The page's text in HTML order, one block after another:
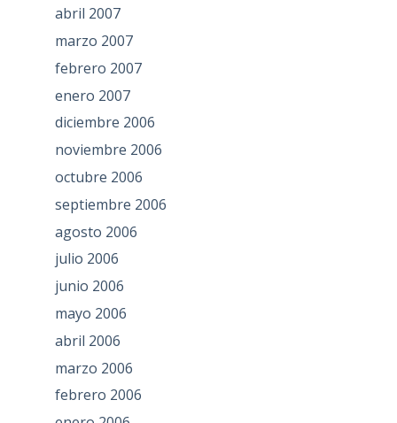
abril 2007
marzo 2007
febrero 2007
enero 2007
diciembre 2006
noviembre 2006
octubre 2006
septiembre 2006
agosto 2006
julio 2006
junio 2006
mayo 2006
abril 2006
marzo 2006
febrero 2006